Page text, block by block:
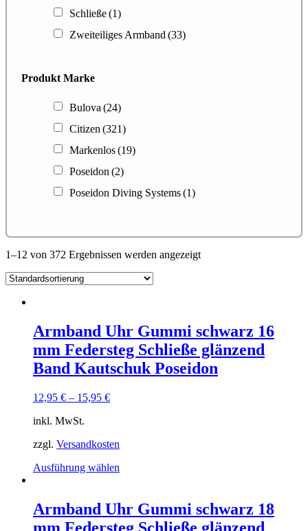
Schließe(1)
Zweiteiliges Armband (33)
Produkt Marke
Bulova (24)
Citizen (321)
Markenlos(19)
Poseidon (2)
Poseidon Diving Systems(1)
1–12 von 372 Ergebnissen werden angezeigt
Armband Uhr Gummi schwarz 16
mm Federsteg Schließe glänzend
Band Kautschuk Poseidon
12,95 € – 15,95 €
inkl. MwSt.
zzgl. Versandkosten
Ausführung wählen
mehrere
Varianten
auf.
Armband Uhr Gummi schwarz 18
mm Federsteg Schließe glänzend